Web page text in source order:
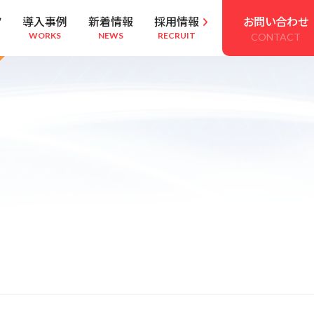
導入事例
WORKS
新着情報
NEWS
採用情報 
RECRUIT
お問い合わせ
CONTACT